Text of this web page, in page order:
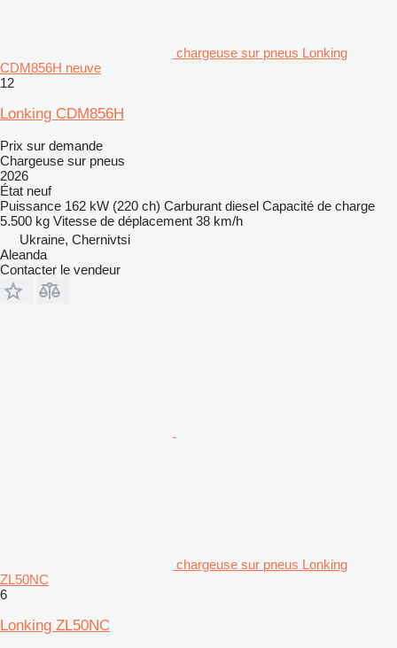
chargeuse sur pneus Lonking
CDM856H neuve
12
Lonking CDM856H
Prix sur demande
Chargeuse sur pneus
2026
État neuf
Puissance 162 kW (220 ch) Carburant diesel Capacité de charge
5.500 kg Vitesse de déplacement 38 km/h
Ukraine, Chernivtsi
Aleanda
Contacter le vendeur
chargeuse sur pneus Lonking
ZL50NC
6
Lonking ZL50NC